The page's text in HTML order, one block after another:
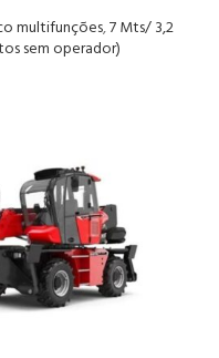
multifunções,7 Mts/ 3,2
sem operador)